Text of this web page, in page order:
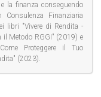
la finanza conseguendo
Finanziaria
libri "Vivere di Rendita -
Metodo RGGI" (2019) e
Proteggere il Tuo
(2023).